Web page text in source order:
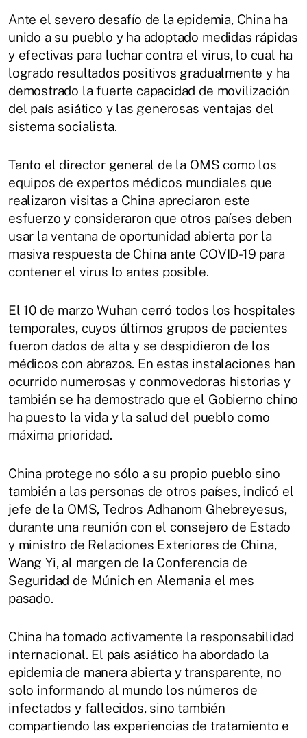
Ante el severo desafío de la epidemia, China ha
unido a su pueblo y ha adoptado medidas rápidas
y efectivas para luchar contra el virus, lo cual ha
logrado resultados positivos gradualmente y ha
demostrado la fuerte capacidad de movilización
del país asiático y las generosas ventajas del
sistema socialista.
Tanto el director general de la OMS como los
equipos de expertos médicos mundiales que
realizaron visitas a China apreciaron este
esfuerzo y consideraron que otros países deben
usar la ventana de oportunidad abierta por la
masiva respuesta de China ante COVID-19 para
contener el virus lo antes posible.
El 10 de marzo Wuhan cerró todos los hospitales
temporales, cuyos últimos grupos de pacientes
fueron dados de alta y se despidieron de los
médicos con abrazos. En estas instalaciones han
ocurrido numerosas y conmovedoras historias y
también se ha demostrado que el Gobierno chino
ha puesto la vida y la salud del pueblo como
máxima prioridad.
China protege no sólo a su propio pueblo sino
también a las personas de otros países, indicó el
jefe de la OMS, Tedros Adhanom Ghebreyesus,
durante una reunión con el consejero de Estado
y ministro de Relaciones Exteriores de China,
Wang Yi, al margen de la Conferencia de
Seguridad de Múnich en Alemania el mes
pasado.
China ha tomado activamente la responsabilidad
internacional. El país asiático ha abordado la
epidemia de manera abierta y transparente, no
solo informando al mundo los números de
infectados y fallecidos, sino también
compartiendo las experiencias de tratamiento e